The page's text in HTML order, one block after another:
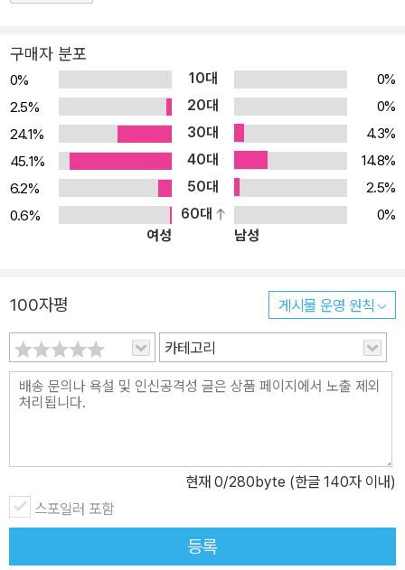
구매자 분포
0% 10대
0%
2.5%
20대
0%
24.1%
30대
4.3%
45.1%
40대
14.8%
6.2%
50대
2.5%
0.6%
60대
0%
여성
남성
100자평 게시물 운영 원칙
카테고리
현재 0/280byte (한글 140자 이내)
스포일러 포함
등록